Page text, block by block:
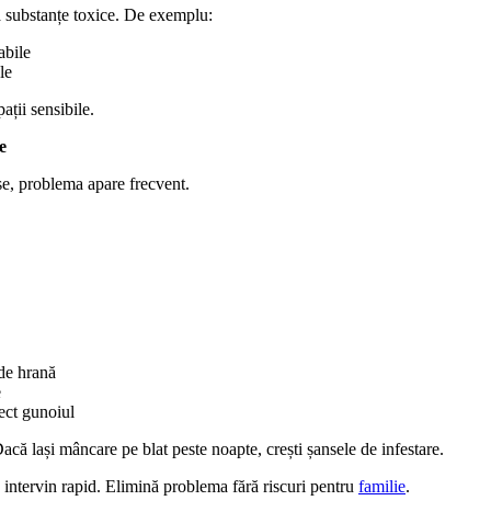
toxice. De exemplu:
sensibile.
problema apare frecvent.
hrană
gunoiul
lași mâncare pe blat peste noapte, crești șansele de infestare.
rapid. Elimină problema fără riscuri pentru familie.